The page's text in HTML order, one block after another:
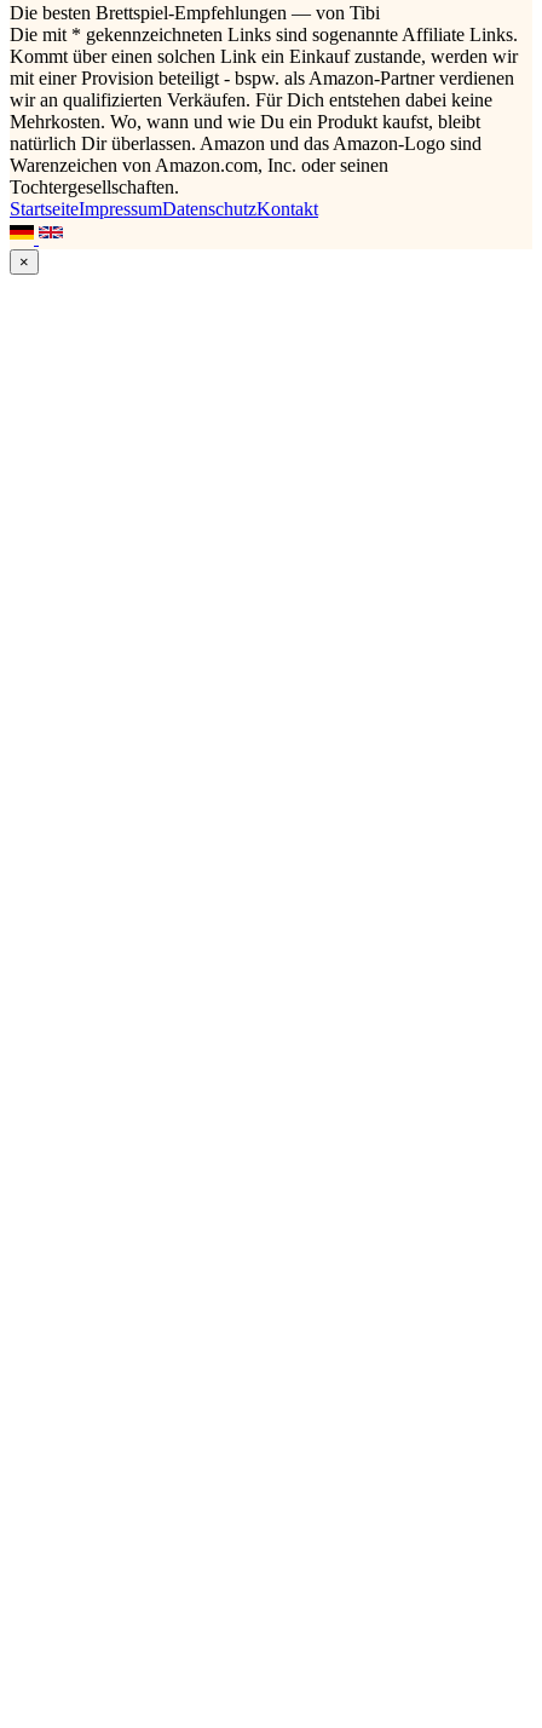
Die besten Brettspiel-Empfehlungen — von Tibi
Die mit * gekennzeichneten Links sind sogenannte Affiliate Links.
Kommt über einen solchen Link ein Einkauf zustande, werden wir
mit einer Provision beteiligt - bspw. als Amazon-Partner verdienen
wir an qualifizierten Verkäufen. Für Dich entstehen dabei keine
Mehrkosten. Wo, wann und wie Du ein Produkt kaufst, bleibt
natürlich Dir überlassen. Amazon und das Amazon-Logo sind
Warenzeichen von Amazon.com, Inc. oder seinen
Tochtergesellschaften.
StartseiteImpressumDatenschutzKontakt
×